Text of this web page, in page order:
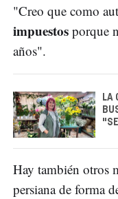
"Creo que como
impuestos porque
años".
LA
Hay también otros
persiana de forma